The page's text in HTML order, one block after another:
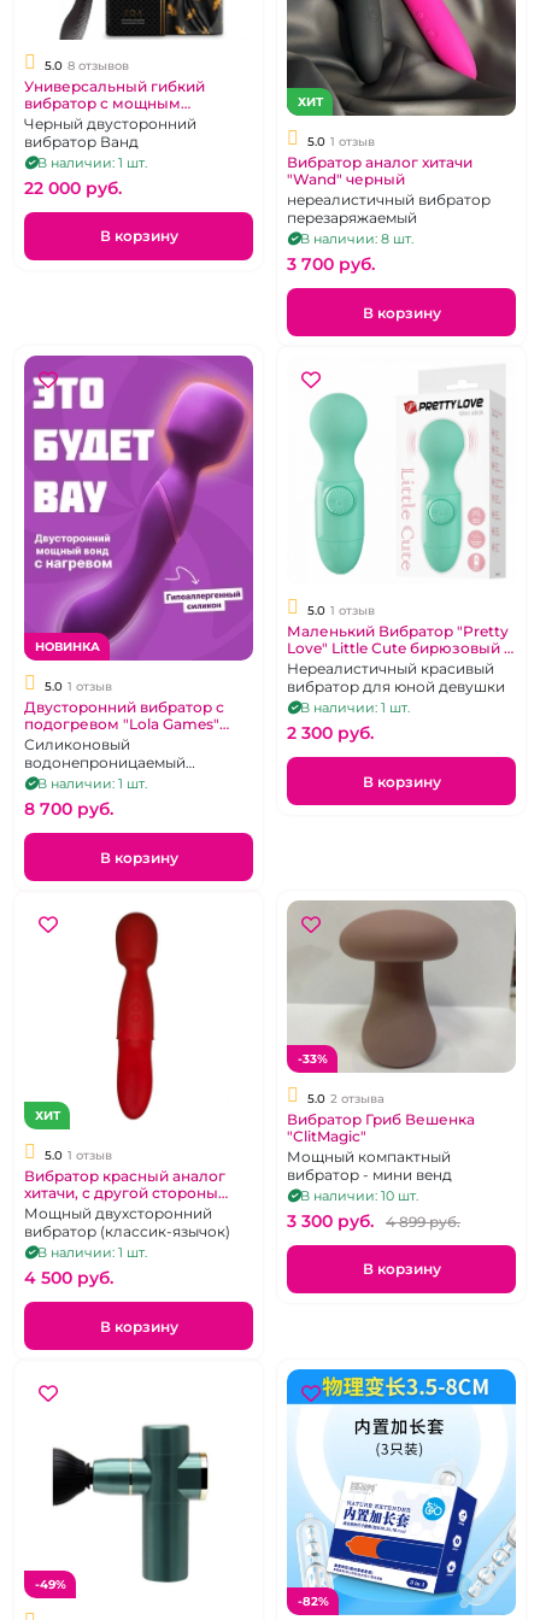
5.0 8 отзывов
Универсальный гибкий
вибратор с мощным
мотором Shunga Zoa
Черный двусторонний
вибратор Ванд
В наличии: 1 шт.
22 000 pуб.
В корзину
ХИТ
5.0 1 отзыв
Вибратор аналог хитачи
"Wand" черный
нереалистичный вибратор
перезаряжаемый
В наличии: 8 шт.
3 700 pуб.
В корзину
НОВИНКА
5.0 1 отзыв
Двусторонний вибратор с
подогревом "Lola Games"
Wand аналог Хитачи
Силиконовый
водонепроницаемый
перезаряжаемый вибратор
для принудительного
оргазма с 10 ритмами
В наличии: 1 шт.
8 700 pуб.
В корзину
5.0 1 отзыв
Маленький Вибратор "Pretty
Love" Little Сute бирюзовый с
круглой головкой
Нереалистичный красивый
вибратор для юной девушки
В наличии: 1 шт.
2 300 pуб.
В корзину
ХИТ
5.0 1 отзыв
Вибратор красный аналог
хитачи, с другой стороны
язык
Мощный двухсторонний
вибратор (классик-язычок)
В наличии: 1 шт.
4 500 pуб.
В корзину
-33%
5.0 2 отзыва
Вибратор Гриб Вешенка
"ClitMagic"
Мощный компактный
вибратор - мини венд
В наличии: 10 шт.
3 300 pуб. 4 899 pуб.
В корзину
-49%
-82%